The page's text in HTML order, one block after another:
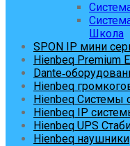
Школа
SPON IP мини
Hienbeq Premium
Hienbeq
Hienbeq Системы
Hienbeq IP
Hienbeq UPS
Hienbeq наушники